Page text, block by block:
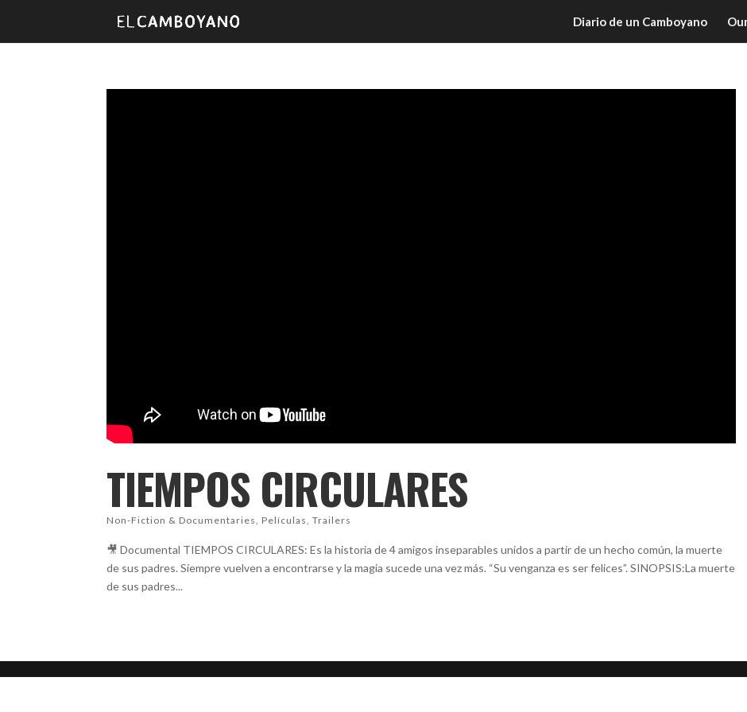
Diario de un Camboyano
TIEMPOS CIRCULARES
Non-Fiction & Documentaries Películas ,Trailers
🎥 Documental TIEMPOS CIRCULARES: Es la historia de 4 amigos inseparables unidos a partir de un hecho común, la muerte
de sus padres. Siempre vuelven a encontrarse y la magia sucede una vez más. “Su venganza es ser felices”. SINOPSIS:La muerte
de sus padres...